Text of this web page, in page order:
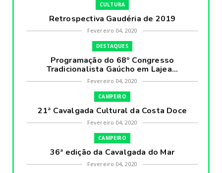
CULTURA
Retrospectiva Gaudéria de 2019
Fevereiro 04, 2020
DESTAQUES
Programação do 68º Congresso
Tradicionalista Gaúcho em Lajea...
Fevereiro 04, 2020
CAMPEIRO
21ª Cavalgada Cultural da Costa Doce
Fevereiro 04, 2020
CAMPEIRO
36ª edição da Cavalgada do Mar
Fevereiro 04, 2020